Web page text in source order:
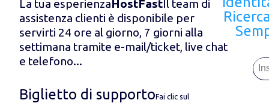
La tua esperienzaHostFastIl team di
assistenza clienti è disponibile per
servirti 24 ore al giorno, 7 giorni alla
settimana tramite e-mail/ticket, live chat
e telefono...
Biglietto di supportoFai clic sul